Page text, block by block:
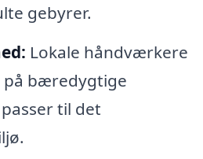
gebyrer.
Lokale håndværkere
på bæredygtige
til det